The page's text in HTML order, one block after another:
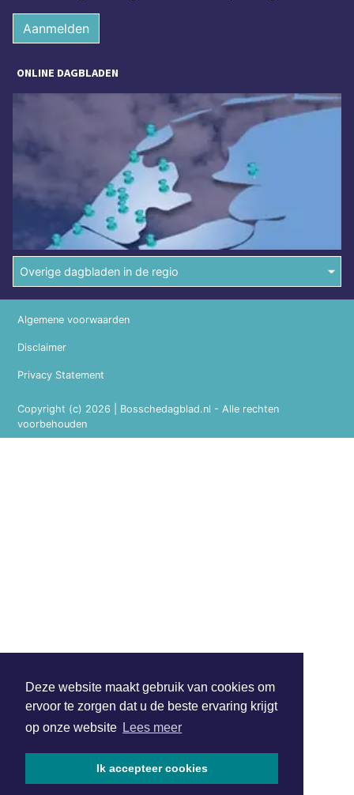
Deze website maakt gebruik van cookies om
ervoor te zorgen dat u de beste ervaring krijgt
op onze website Lees meer
Ik accepteer cookies
Aanmelden
ONLINE DAGBLADEN
Overige dagbladen in de regio
Copyright (c) 2026 | Bosschedagblad.nl - Alle rechten
voorbehouden
Algemene voorwaarden
Disclaimer
Privacy Statement